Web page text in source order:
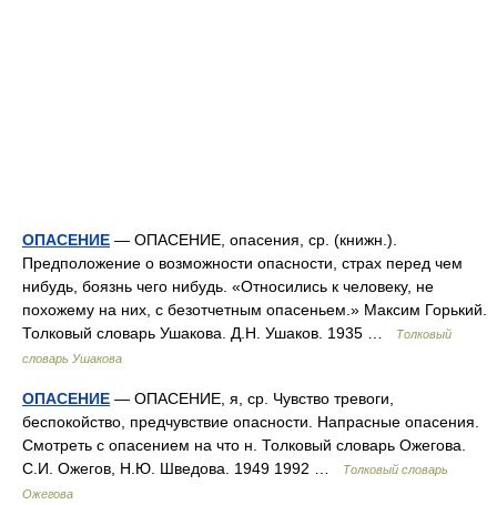
ОПАСЕНИЕ — ОПАСЕНИЕ, опасения, ср. (книжн.).
Предположение о возможности опасности, страх перед чем
нибудь, боязнь чего нибудь. «Относились к человеку, не
похожему на них, с безотчетным опасеньем.» Максим Горький.
Толковый словарь Ушакова. Д.Н. Ушаков. 1935 …
Толковый
словарь Ушакова
ОПАСЕНИЕ — ОПАСЕНИЕ, я, ср. Чувство тревоги,
беспокойство, предчувствие опасности. Напрасные опасения.
Смотреть с опасением на что н. Толковый словарь Ожегова.
С.И. Ожегов, Н.Ю. Шведова. 1949 1992 …
Толковый словарь
Ожегова